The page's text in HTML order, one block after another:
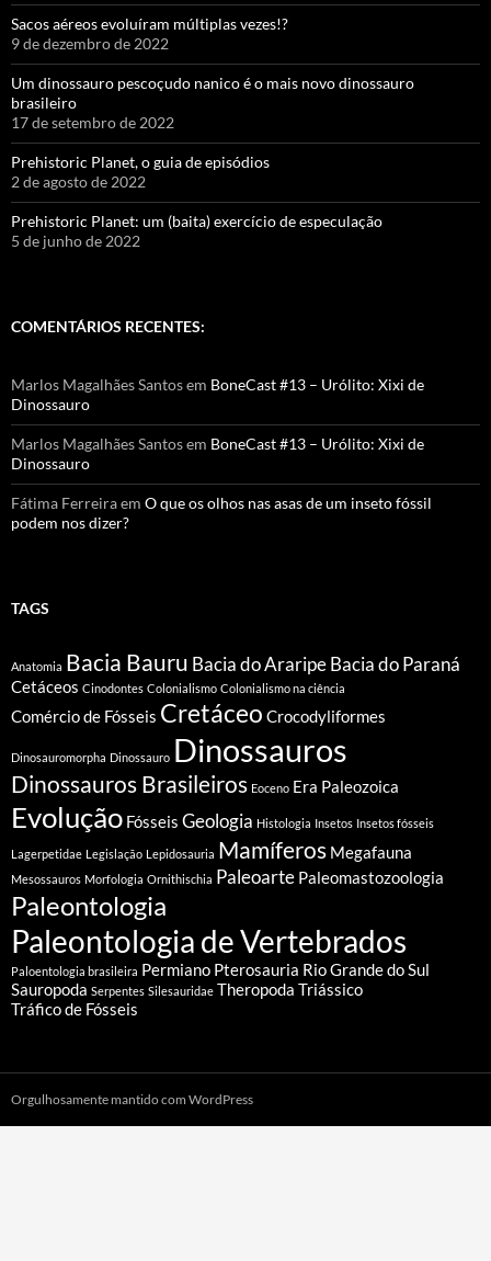
Sacos aéreos evoluíram múltiplas vezes!?
9 de dezembro de 2022
Um dinossauro pescoçudo nanico é o mais novo dinossauro
brasileiro
17 de setembro de 2022
Prehistoric Planet, o guia de episódios
2 de agosto de 2022
Prehistoric Planet: um (baita) exercício de especulação
5 de junho de 2022
COMENTÁRIOS RECENTES:
Marlos Magalhães Santosem BoneCast #13 – Urólito: Xixi de
Dinossauro
Marlos Magalhães Santosem BoneCast #13 – Urólito: Xixi de
Dinossauro
Fátima Ferreiraem O que os olhos nas asas de um inseto fóssil
podem nos dizer?
TAGS
Anatomia Bacia Bauru Bacia do AraripeBacia do Paraná
Cetáceos Cinodontes Colonialismo Colonialismo na ciência
Comércio de Fósseis Cretáceo Crocodyliformes
Dinosauromorpha Dinossauro Dinossauros
Dinossauros Brasileiros Eoceno Era Paleozoica
Evolução Fósseis Geologia Histologia Insetos Insetos fósseis
Lagerpetidae Legislação Lepidosauria Mamíferos Megafauna
Mesossauros Morfologia Ornithischia Paleoarte Paleomastozoologia
Paleontologia
Paleontologia de Vertebrados
Paloentologia brasileira Permiano Pterosauria Rio Grande do Sul
Sauropoda Serpentes Silesauridae Theropoda Triássico
Tráfico de Fósseis
Orgulhosamente mantido com WordPress